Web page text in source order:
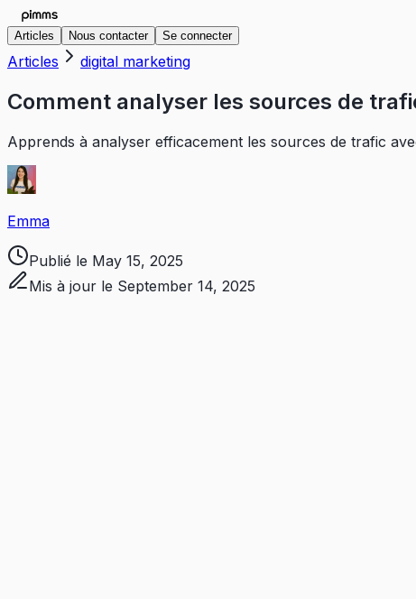
Articles Nous contacter Se connecter
Articles digital marketing
Comment analyser les sources de
Apprends à analyser efficacement les sources de trafic
Emma
Publié le May 15, 2025
Mis à jour le September 14, 2025